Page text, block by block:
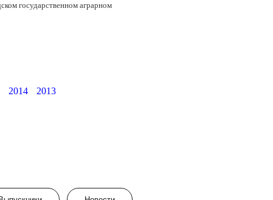
государственном аграрном
2014 2013